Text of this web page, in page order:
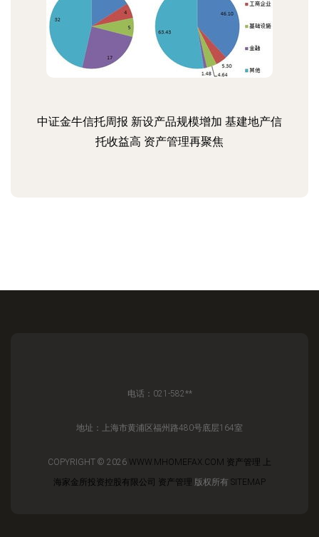
中证金牛信托周报 新设产品规模增加 基建地产信
托收益高 资产管理再聚焦
电话：021-582**
地址：上海市黄浦区福州路480号底层164室
COPYRIGHT © 2026 WWW.MHOMEFAX.COM 资产管理
上
海家金所投资控股有限公司 资产管理 版权所有 SITEMAP